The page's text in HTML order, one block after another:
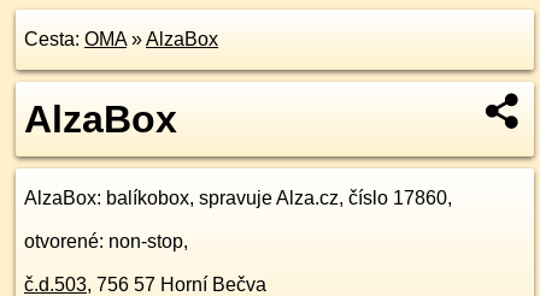
Cesta: OMA»AlzaBox
AlzaBox
AlzaBox: balíkobox, spravuje Alza.cz, číslo 17860,
otvorené: non-stop,
č.d.503, 756 57 Horní Bečva